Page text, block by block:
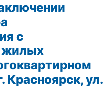
с
жилых
Красноярск, ул.